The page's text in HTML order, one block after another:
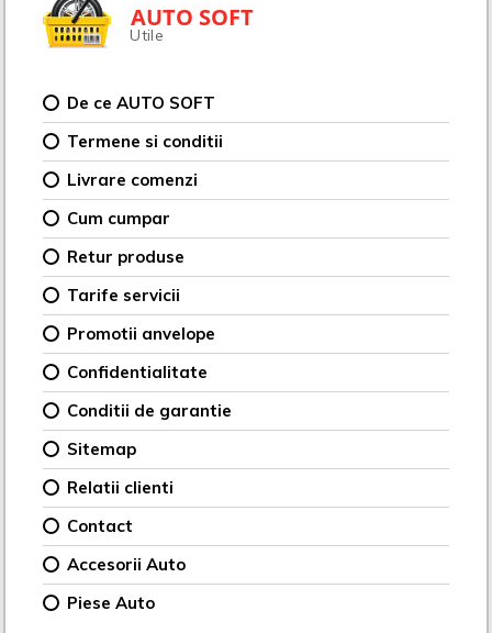
AUTO SOFT
Utile
De ce AUTO SOFT
Termene si conditii
Livrare comenzi
Cum cumpar
Retur produse
Tarife servicii
Promotii anvelope
Confidentialitate
Conditii de garantie
Sitemap
Relatii clienti
Contact
Accesorii Auto
Piese Auto